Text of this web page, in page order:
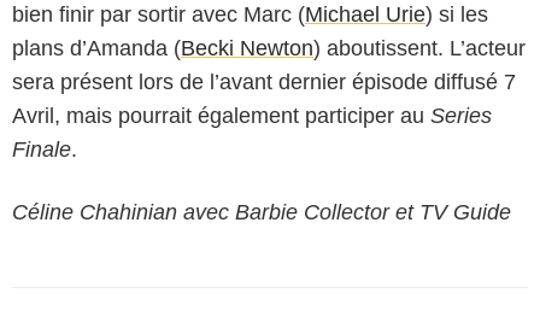
bien finir par sortir avec Marc (Michael Urie) si les
plans d’Amanda (Becki Newton) aboutissent. L’acteur
sera présent lors de l’avant dernier épisode diffusé 7
Avril, mais pourrait également participer au Series
Finale.
Céline Chahinian avec Barbie Collector et TV Guide